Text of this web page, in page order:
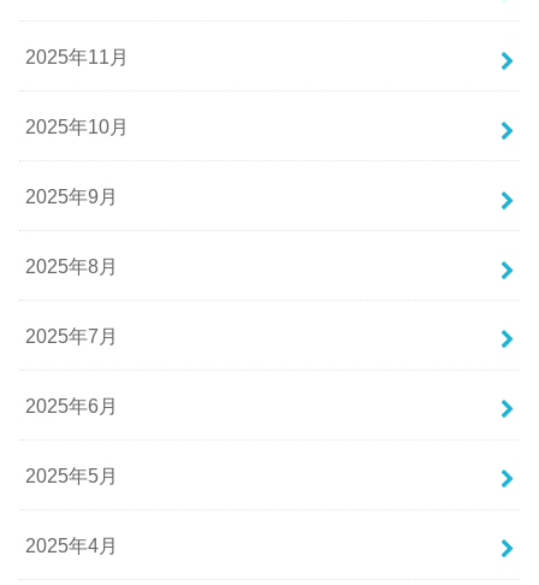
2025年11月
2025年10月
2025年9月
2025年8月
2025年7月
2025年6月
2025年5月
2025年4月